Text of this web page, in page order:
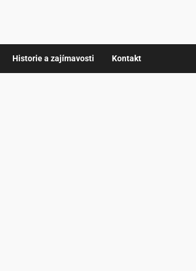
Historie a zajímavosti Kontakt